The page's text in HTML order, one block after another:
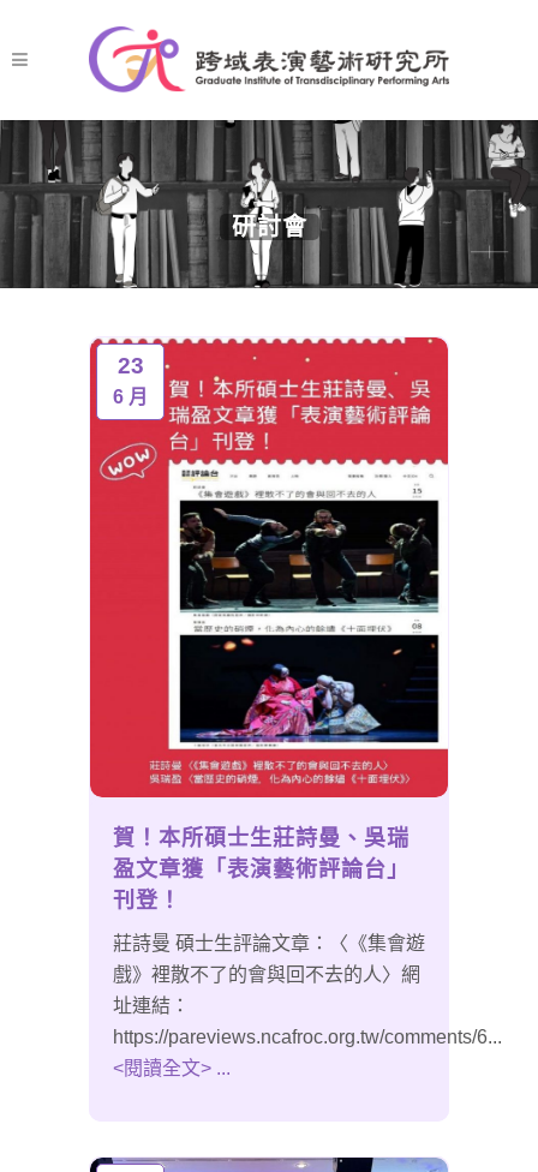
研討會
23
6 月
賀！本所碩士生莊詩曼、吳瑞
盈文章獲「表演藝術評論台」
刊登！
莊詩曼 碩士生評論文章：〈《集會遊
戲》裡散不了的會與回不去的人〉網
址連結：
https://pareviews.ncafroc.org.tw/comments/6...
<閱讀全文> ...